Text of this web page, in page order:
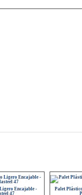
Encajable -
47
Palet